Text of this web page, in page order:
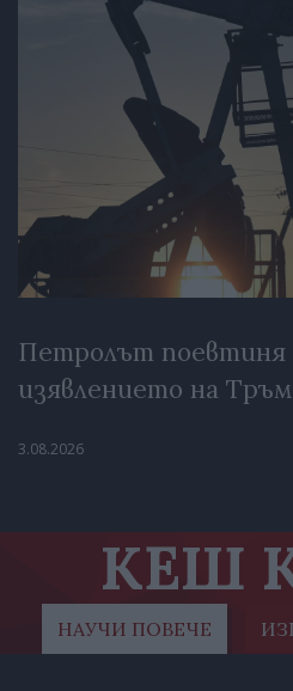
Петролът поевтиня
изявлението на
3.08.2026
КЕШ
НАУЧИ ПОВЕЧЕ